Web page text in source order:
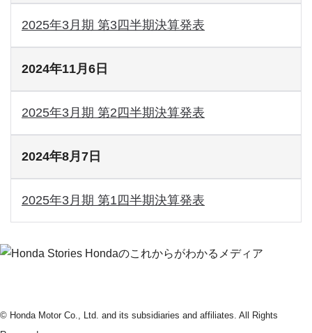
2025年3月期 第3四半期決算発表
2024年11月6日
2025年3月期 第2四半期決算発表
2024年8月7日
2025年3月期 第1四半期決算発表
© Honda Motor Co., Ltd. and its subsidiaries and affiliates. All Rights